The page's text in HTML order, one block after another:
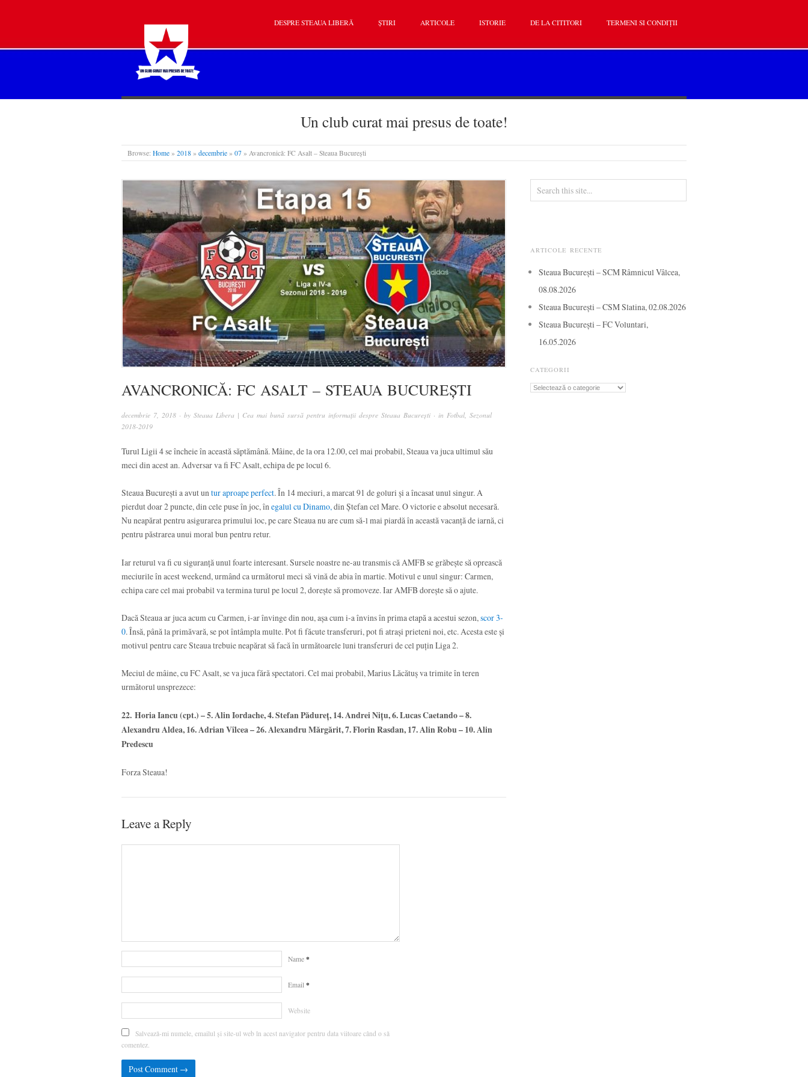
STEAUA LIBERĂ
DESPRE STEAUA LIBERĂ ȘTIRI ARTICOLE ISTORIE DE LA CITITORI TERMENI SI CONDIȚII
Un club curat mai presus de toate!
Browse: Home » 2018 » decembrie » 07 » Avancronică: FC Asalt – Steaua București
AVANCRONICĂ: FC ASALT – STEAUA BUCUREȘTI
decembrie 7, 2018 · by Steaua Libera | Cea mai bună sursă pentru informații despre Steaua București · in Fotbal Sezonul
2018-2019
Turul Ligii 4 se încheie în această săptămână. Mâine, de la ora 12.00, cel mai probabil, Steaua va juca ultimul său
meci din acest an. Adversar va fi FC Asalt, echipa de pe locul 6.
Steaua București a avut untur aproape perfect. În 14 meciuri, a marcat 91 de goluri și a încasat unul singur. A
pierdut doar 2 puncte, din cele puse în joc, înegalul cu Dinamo,din Ștefan cel Mare. O victorie e absolut necesară.
Nu neapărat pentru asigurarea primului loc, pe care Steaua nu are cum să-l mai piardă în această vacanță de iarnă, ci
pentru păstrarea unui moral bun pentru retur.
Iar returul va fi cu siguranță unul foarte interesant. Sursele noastre ne-au transmis că AMFB se grăbește să oprească
meciurile în acest weekend, urmând ca următorul meci să vină de abia în martie. Motivul e unul singur: Carmen,
echipa care cel mai probabil va termina turul pe locul 2, dorește să promoveze. Iar AMFB dorește să o ajute.
Dacă Steaua ar juca acum cu Carmen, i-ar învinge din nou, așa cum i-a învins în prima etapă a acestui sezon,scor 3-
0. Însă, până la primăvară, se pot întâmpla multe. Pot fi făcute transferuri, pot fi atrași prieteni noi, etc. Acesta este și
motivul pentru care Steaua trebuie neapărat să facă în următoarele luni transferuri de cel puțin Liga 2.
Meciul de mâine, cu FC Asalt, se va juca fără spectatori. Cel mai probabil, Marius Lăcătuș va trimite în teren
următorul unsprezece:
22. Horia Iancu (cpt.) – 5. Alin Iordache, 4. Stefan Pădureț, 14. Andrei Nițu, 6. Lucas Caetando – 8.
Alexandru Aldea, 16. Adrian Vîlcea – 26. Alexandru Mărgărit, 7. Florin Rasdan, 17. Alin Robu – 10. Alin
Predescu
Forza Steaua!
Leave a Reply
Name *
Email *
Website
Salvează-mi numele, emailul și site-ul web în acest navigator pentru data viitoare când o să
comentez.
ARTICOLE RECENTE
Steaua București – SCM Râmnicul Vâlcea,
08.08.2026
Steaua București – CSM Slatina, 02.08.2026
Steaua București – FC Voluntari,
16.05.2026
CATEGORII
Categorii